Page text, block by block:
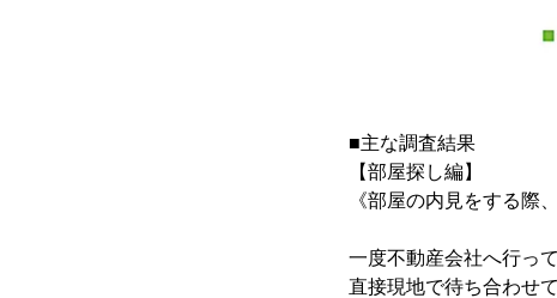
■主な調査結果
【部屋探し編】
《部屋の内見をする際
一度不動産会社へ行っ
直接現地で待ち合わ